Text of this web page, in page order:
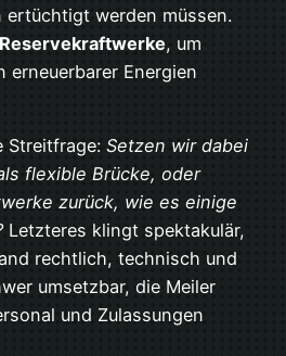
ertüchtigt werden müssen.
Reservekraftwerke, um
erneuerbarer Energien
Streitfrage: Setzen wir dabei
flexible Brücke, oder
zurück, wie es einige
Letzteres klingt spektakulär,
rechtlich, technisch und
umsetzbar, die Meiler
und Zulassungen